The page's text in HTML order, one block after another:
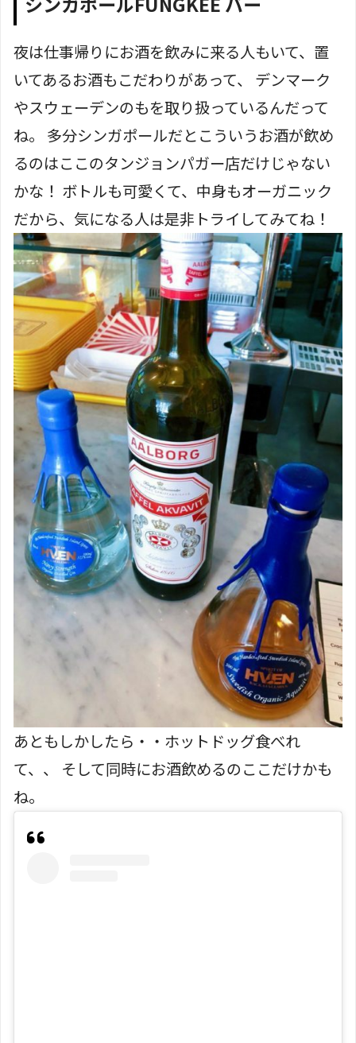
夜は仕事帰りにお酒を飲みに来る人もいて、置
いてあるお酒もこだわりがあって、 デンマーク
やスウェーデンのもを取り扱っているんだって
ね。 多分シンガポールだとこういうお酒が飲め
るのはここのタンジョンパガー店だけじゃない
かな！ ボトルも可愛くて、中身もオーガニック
だから、気になる人は是非トライしてみてね！
あともしかしたら・・ホットドッグ食べれ
て、、 そして同時にお酒飲めるのここだけかも
ね。